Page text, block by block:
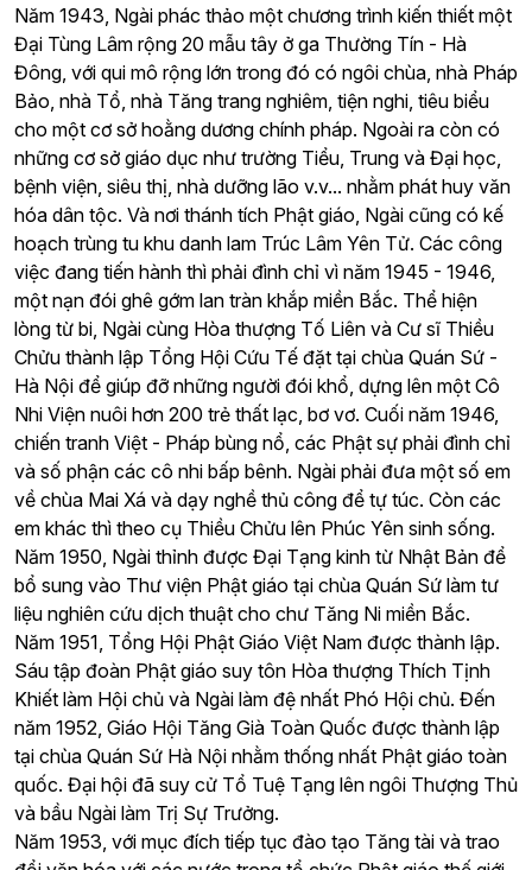
Năm 1943, Ngài phác thảo một chương trình kiến thiết một
Đại Tùng Lâm rộng 20 mẫu tây ở ga Thường Tín - Hà
Đông, với qui mô rộng lớn trong đó có ngôi chùa, nhà Pháp
Bảo, nhà Tổ, nhà Tăng trang nghiêm, tiện nghi, tiêu biểu
cho một cơ sở hoằng dương chính pháp. Ngoài ra còn có
những cơ sở giáo dục như trường Tiểu, Trung và Đại học,
bệnh viện, siêu thị, nhà dưỡng lão v.v... nhằm phát huy văn
hóa dân tộc. Và nơi thánh tích Phật giáo, Ngài cũng có kế
hoạch trùng tu khu danh lam Trúc Lâm Yên Tử. Các công
việc đang tiến hành thì phải đình chỉ vì năm 1945 - 1946,
một nạn đói ghê gớm lan tràn khắp miền Bắc. Thể hiện
lòng từ bi, Ngài cùng Hòa thượng Tố Liên và Cư sĩ Thiều
Chửu thành lập Tổng Hội Cứu Tế đặt tại chùa Quán Sứ -
Hà Nội để giúp đỡ những người đói khổ, dựng lên một Cô
Nhi Viện nuôi hơn 200 trẻ thất lạc, bơ vơ. Cuối năm 1946,
chiến tranh Việt - Pháp bùng nổ, các Phật sự phải đình chỉ
và số phận các cô nhi bấp bênh. Ngài phải đưa một số em
về chùa Mai Xá và dạy nghề thủ công để tự túc. Còn các
em khác thì theo cụ Thiều Chửu lên Phúc Yên sinh sống.
Năm 1950, Ngài thỉnh được Đại Tạng kinh từ Nhật Bản để
bổ sung vào Thư viện Phật giáo tại chùa Quán Sứ làm tư
liệu nghiên cứu dịch thuật cho chư Tăng Ni miền Bắc.
Năm 1951, Tổng Hội Phật Giáo Việt Nam được thành lập.
Sáu tập đoàn Phật giáo suy tôn Hòa thượng Thích Tịnh
Khiết làm Hội chủ và Ngài làm đệ nhất Phó Hội chủ. Đến
năm 1952, Giáo Hội Tăng Già Toàn Quốc được thành lập
tại chùa Quán Sứ Hà Nội nhằm thống nhất Phật giáo toàn
quốc. Đại hội đã suy cử Tổ Tuệ Tạng lên ngôi Thượng Thủ
và bầu Ngài làm Trị Sự Trưởng.
Năm 1953, với mục đích tiếp tục đào tạo Tăng tài và trao